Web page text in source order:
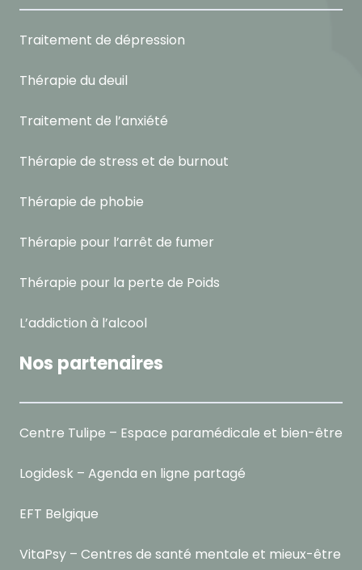
Traitement de dépression
Thérapie du deuil
Traitement de l’anxiété
Thérapie de stress et de burnout
Thérapie de phobie
Thérapie pour l’arrêt de fumer
Thérapie pour la perte de Poids
L’addiction à l’alcool
Nos partenaires
Centre Tulipe – Espace paramédicale et bien-être
Logidesk – Agenda en ligne partagé
EFT Belgique
VitaPsy – Centres de santé mentale et mieux-être